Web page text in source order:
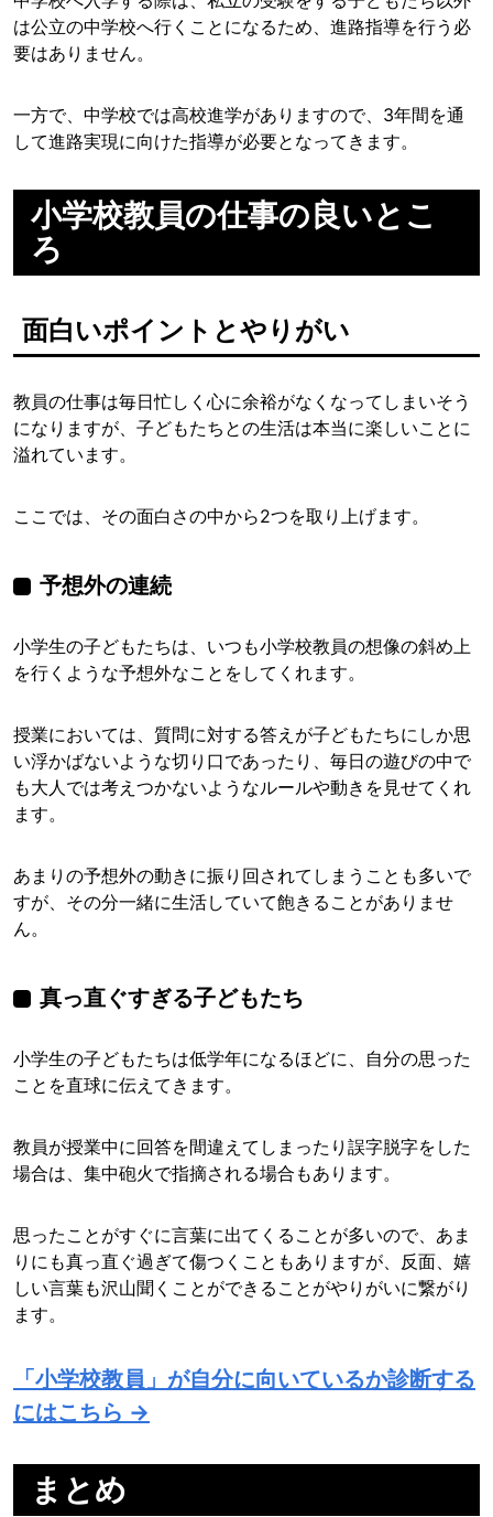
は公立の中学校へ行くことになるため、進路指導を行う必
要はありません。
一方で、中学校では高校進学がありますので、3年間を通
して進路実現に向けた指導が必要となってきます。
小学校教員の仕事の良いとこ
ろ
面白いポイントとやりがい
教員の仕事は毎日忙しく心に余裕がなくなってしまいそう
になりますが、子どもたちとの生活は本当に楽しいことに
溢れています。
ここでは、その面白さの中から2つを取り上げます。
予想外の連続
小学生の子どもたちは、いつも小学校教員の想像の斜め上
を行くような予想外なことをしてくれます。
授業においては、質問に対する答えが子どもたちにしか思
い浮かばないような切り口であったり、毎日の遊びの中で
も大人では考えつかないようなルールや動きを見せてくれ
ます。
あまりの予想外の動きに振り回されてしまうことも多いで
すが、その分一緒に生活していて飽きることがありませ
ん。
真っ直ぐすぎる子どもたち
小学生の子どもたちは低学年になるほどに、自分の思った
ことを直球に伝えてきます。
教員が授業中に回答を間違えてしまったり誤字脱字をした
場合は、集中砲火で指摘される場合もあります。
思ったことがすぐに言葉に出てくることが多いので、あま
りにも真っ直ぐ過ぎて傷つくこともありますが、反面、嬉
しい言葉も沢山聞くことができることがやりがいに繋がり
ます。
「小学校教員」が自分に向いているか診断する
にはこちら →
まとめ